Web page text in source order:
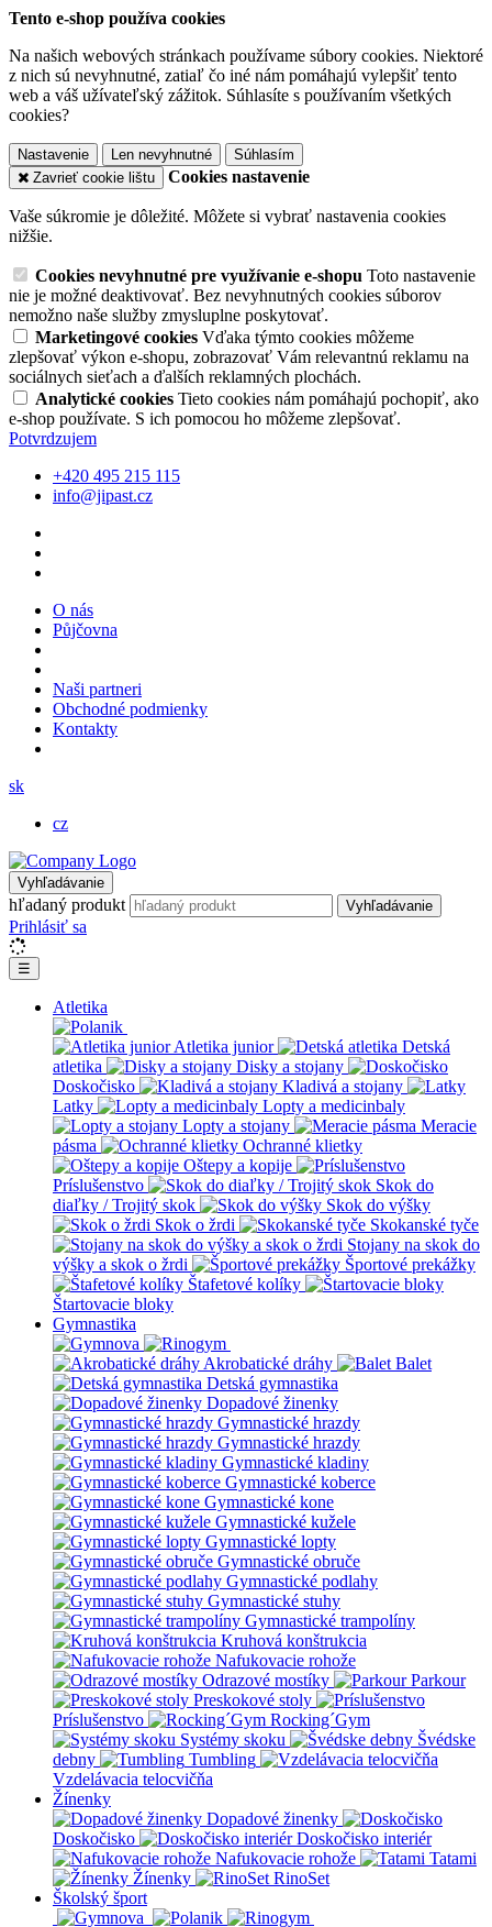
Tento e-shop používa cookies
Na našich webových stránkach používame súbory cookies. Niektoré
z nich sú nevyhnutné, zatiaľ čo iné nám pomáhajú vylepšiť tento
web a váš užívateľský zážitok. Súhlasíte s používaním všetkých
cookies?
Nastavenie Len nevyhnutné
Súhlasím
Zavrieť cookie lištu
Cookies nastavenie
Vaše súkromie je dôležité. Môžete si vybrať nastavenia cookies
nižšie.
Cookies nevyhnutné pre využívanie e-shopu Toto nastavenie
nie je možné deaktivovať. Bez nevyhnutných cookies súborov
nemožno naše služby zmysluplne poskytovať.
Marketingové cookies Vďaka týmto cookies môžeme
zlepšovať výkon e-shopu, zobrazovať Vám relevantnú reklamu na
sociálnych sieťach a ďalších reklamných plochách.
Analytické cookies Tieto cookies nám pomáhajú pochopiť, ako
e-shop používate. S ich pomocou ho môžeme zlepšovať.
Potvrdzujem
+420 495 215 115
info@jipast.cz
O nás
Půjčovna
Naši partneri
Obchodné podmienky
Kontakty
sk
cz
Vyhľadávanie
hľadaný produkt Vyhľadávanie
Prihlásiť sa
☰
Atletika
Atletika junior
Detská
atletika
Disky a stojany
Doskočisko
Kladivá a stojany
Latky
Lopty a medicinbaly
Lopty a stojany
Meracie
pásma
Ochranné klietky
Oštepy a kopije
Príslušenstvo
Skok do
diaľky / Trojitý skok
Skok do výšky
Skok o žrdi
Skokanské tyče
Stojany na skok do
výšky a skok o žrdi
Športové prekážky
Štafetové kolíky
Štartovacie bloky
Gymnastika
Akrobatické dráhy
Balet
Detská gymnastika
Dopadové žinenky
Gymnastické hrazdy
Gymnastické hrazdy
Gymnastické kladiny
Gymnastické koberce
Gymnastické kone
Gymnastické kužele
Gymnastické lopty
Gymnastické obruče
Gymnastické podlahy
Gymnastické stuhy
Gymnastické trampolíny
Kruhová konštrukcia
Nafukovacie rohože
Odrazové mostíky
Parkour
Preskokové stoly
Príslušenstvo
Rocking´Gym
Systémy skoku
Švédske
debny
Tumbling
Vzdelávacia telocvičňa
Žínenky
Dopadové žinenky
Doskočisko
Doskočisko interiér
Nafukovacie rohože
Tatami
Žínenky
RinoSet
Školský šport